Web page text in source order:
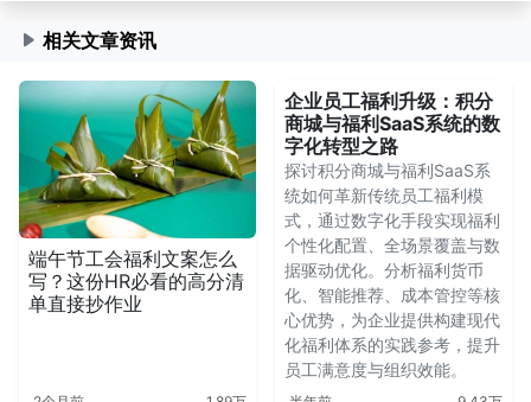
相关文章资讯
端午节工会福利文案怎么
写？这份HR必看的高分清
单直接抄作业
企业员工福利升级：积分
商城与福利SaaS系统的数
字化转型之路
探讨积分商城与福利SaaS系
统如何革新传统员工福利模
式，通过数字化手段实现福利
个性化配置、全场景覆盖与数
据驱动优化。分析福利货币
化、智能推荐、成本管控等核
心优势，为企业提供构建现代
化福利体系的实践参考，提升
员工满意度与组织效能。